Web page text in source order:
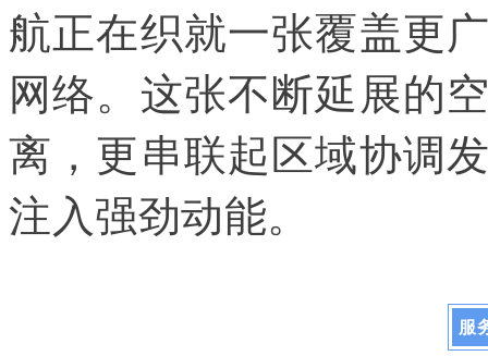
航正在织就一张覆盖更
网络。这张不断延展的
离，更串联起区域协调
注入强劲动能。
服